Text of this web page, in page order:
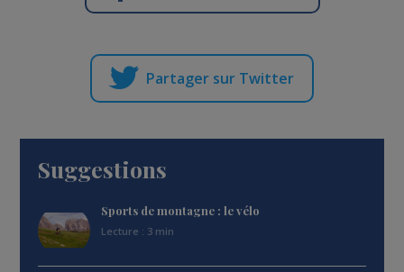
Partager sur Twitter
Suggestions
Sports de montagne : le vélo
Lecture : 3 min